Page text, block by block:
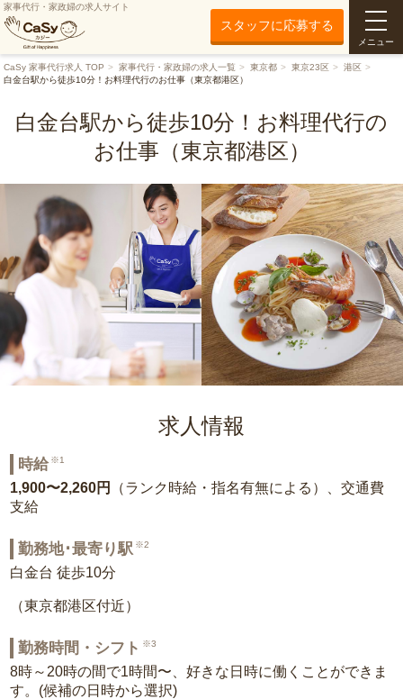
家事代行・家政婦の求人サイト
スタッフに応募する
メニュー
CaSy 家事代行求人 TOP 家事代行・家政婦の求人一覧 東京都 東京23区
港区
白金台駅から徒歩10分！お料理代行のお仕事（東京都港区）
白金台駅から徒歩10分！お料理代行の
お仕事（東京都港区）
求人情報
時給 ※1
1,900〜2,260円
（ランク時給・指名有無による）、交通費
支給
勤務地･最寄り駅 ※2
白金台 徒歩10分
（東京都港区付近）
勤務時間・シフト ※3
8時～20時の間で1時間〜、好きな日時に働くことができま
す。(候補の日時から選択)